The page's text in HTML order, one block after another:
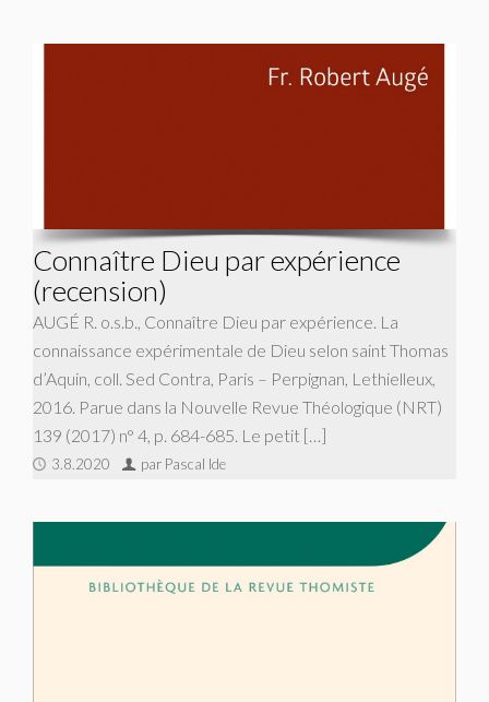
Connaître Dieu par expérience
(recension)
AUGÉ R. o.s.b., Connaître Dieu par expérience. La
connaissance expérimentale de Dieu selon saint Thomas
d’Aquin, coll. Sed Contra, Paris – Perpignan, Lethielleux,
2016. Parue dans la Nouvelle Revue Théologique (NRT)
139 (2017) n° 4, p. 684-685. Le petit […]
3.8.2020 par Pascal Ide